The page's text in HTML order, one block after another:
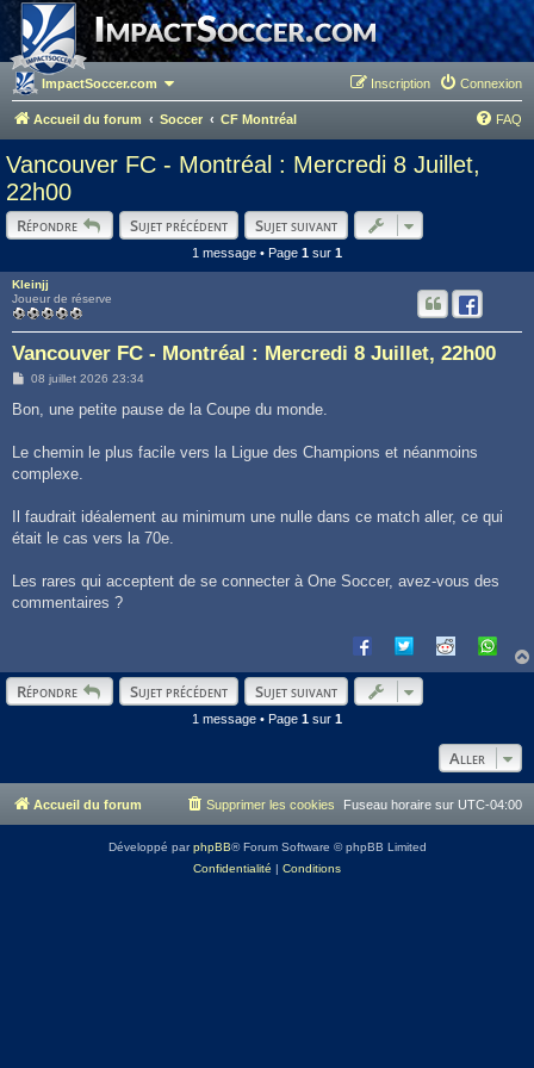
ImpactSoccer.com Connexion
Inscription
Accueil du forum Soccer CF Montréal FAQ
Vancouver FC - Montréal : Mercredi 8 Juillet,
22h00
Répondre Sujet précédent Sujet suivant
1 message • Page 1 sur 1
Kleinjj
Joueur de réserve
Vancouver FC - Montréal : Mercredi 8 Juillet, 22h00
M
s
g
08 juillet 2026 23:34
Bon, une petite pause de la Coupe du monde.
Le chemin le plus facile vers la Ligue des Champions et néanmoins
complexe.
Il faudrait idéalement au minimum une nulle dans ce match aller, ce qui
était le cas vers la 70e.
Les rares qui acceptent de se connecter à One Soccer, avez-vous des
commentaires ?
Répondre Sujet précédent Sujet suivant
1 message • Page 1 sur 1
Aller
Accueil du forum Fuseau horaire sur UTC-04:00
Supprimer les cookies
Développé parphpBB® Forum Software © phpBB Limited
Confidentialité | Conditions